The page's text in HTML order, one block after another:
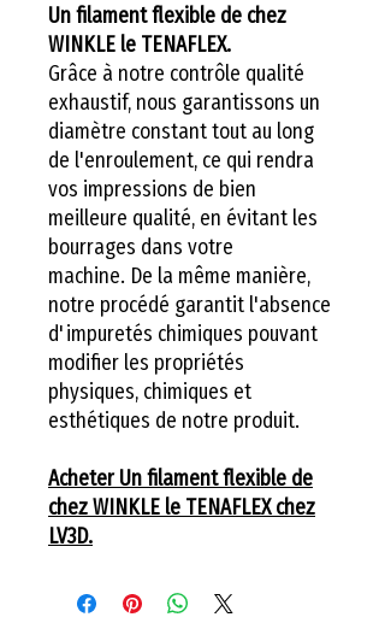
Un filament flexible de chez
WINKLE le TENAFLEX.
Grâce à notre contrôle qualité
exhaustif, nous garantissons un
diamètre constant tout au long
de l'enroulement, ce qui rendra
vos impressions de bien
meilleure qualité, en évitant les
bourrages dans votre
machine. De la même manière,
notre procédé garantit l'absence
d'impuretés chimiques pouvant
modifier les propriétés
physiques, chimiques et
esthétiques de notre produit.
Acheter Un filament flexible de
chez WINKLE le TENAFLEX chez
LV3D.